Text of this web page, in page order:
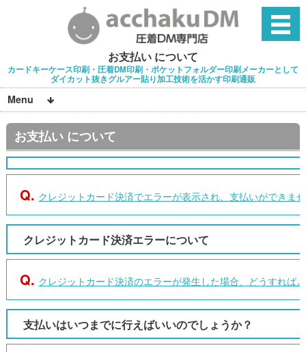
お支払い について
カードキーケース印刷・圧着DM印刷・ポケットフォルダー印刷メーカーとして
ダイカット抜きグルアー貼り加工技術を活かす印刷通販
Menu
お支払い について
Q. クレジットカード決済でエラーが表示され、支払いができま
クレジットカード決済エラーについて
Q. クレジットカード決済のエラーが発生した場合、どうすれば
支払いはいつまでに行えばいいのでしょうか？